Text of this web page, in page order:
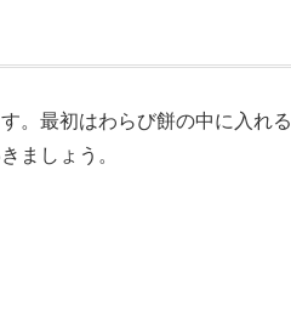
。最初はわらび餅の中に入れる
ましょう。